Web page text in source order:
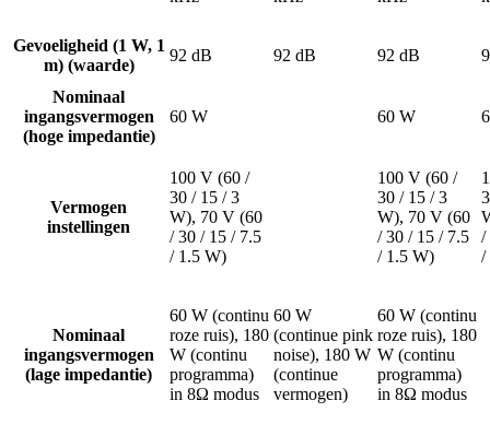
Gevoeligheid (1 W, 1
m) (waarde)
92 dB 92 dB 92 dB
Nominaal
ingangsvermogen
(hoge impedantie)
60 W 60 W
Vermogen
instellingen
100 V (60 /
30 / 15 / 3
W), 70 V (60
/ 30 / 15 / 7.5
/ 1.5 W)
100 V (60 /
30 / 15 / 3
W), 70 V (60
/ 30 / 15 / 7.5
/ 1.5 W)
/
/
Nominaal
ingangsvermogen
(lage impedantie)
60 W (continu
roze ruis), 180
W (continu
programma)
in 8Ω modus
60 W
(continue pink
noise), 180 W
(continue
vermogen)
60 W (continu
roze ruis), 180
W (continu
programma)
in 8Ω modus